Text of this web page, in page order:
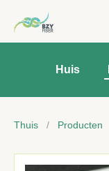
Huis
Thuis / Producten